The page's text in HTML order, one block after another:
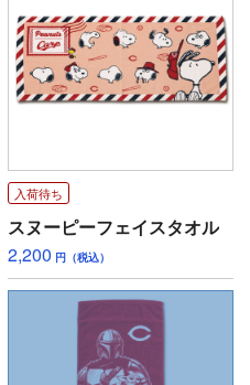
入荷待ち
スヌーピーフェイスタオル
2,200 円（税込）